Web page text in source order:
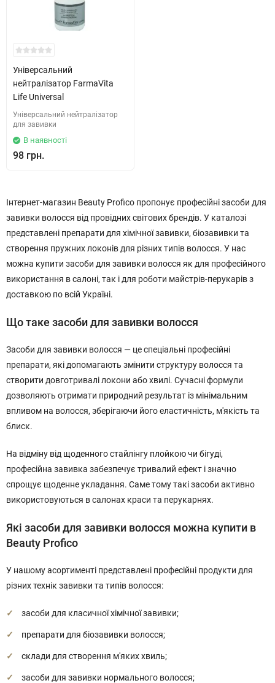
Універсальний
нейтралізатор FarmaVita
Life Universal
Універсальний нейтралізатор
для завивки
В наявності
98 грн.
Інтернет-магазин Beauty Profico пропонує професійні засоби для
завивки волосся від провідних світових брендів. У каталозі
представлені препарати для хімічної завивки, біозавивки та
створення пружних локонів для різних типів волосся. У нас
можна купити засоби для завивки волосся як для професійного
використання в салоні, так і для роботи майстрів-перукарів з
доставкою по всій Україні.
Що таке засоби для завивки волосся
Засоби для завивки волосся — це спеціальні професійні
препарати, які допомагають змінити структуру волосся та
створити довготривалі локони або хвилі. Сучасні формули
дозволяють отримати природний результат із мінімальним
впливом на волосся, зберігаючи його еластичність, м'якість та
блиск.
На відміну від щоденного стайлінгу плойкою чи бігуді,
професійна завивка забезпечує тривалий ефект і значно
спрощує щоденне укладання. Саме тому такі засоби активно
використовуються в салонах краси та перукарнях.
Які засоби для завивки волосся можна купити в
Beauty Profico
У нашому асортименті представлені професійні продукти для
різних технік завивки та типів волосся:
засоби для класичної хімічної завивки;
препарати для біозавивки волосся;
склади для створення м'яких хвиль;
засоби для завивки нормального волосся;